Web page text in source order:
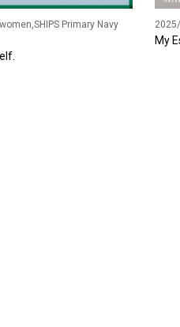
Primary Navy
My